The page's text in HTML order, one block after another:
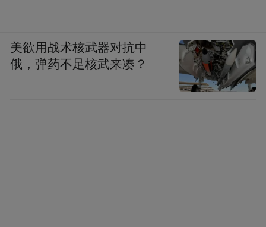
美欲用战术核武器对抗中
俄，弹药不足核武来凑？